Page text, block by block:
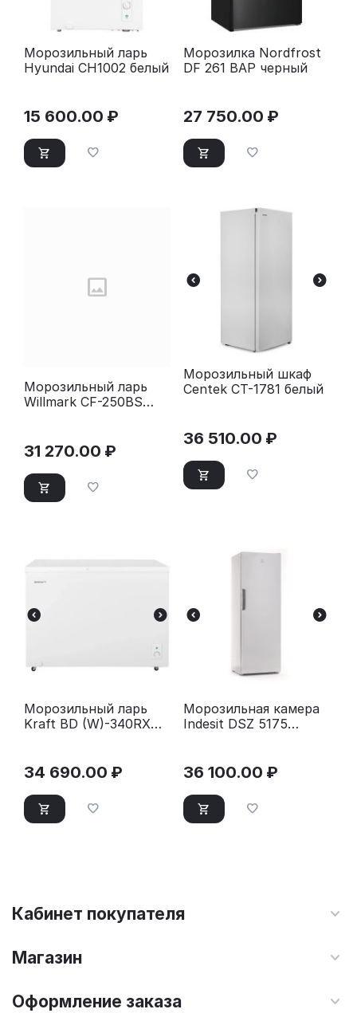
Морозильный ларь
Hyundai CH1002 белый
15 600.00 ₽
Морозилка Nordfrost
DF 261 BAP черный
27 750.00 ₽
Морозильный ларь
Willmark CF-250BS
31 270.00 ₽
Морозильный шкаф
Centek CT-1781 белый
36 510.00 ₽
Морозильный ларь
Kraft BD (W)-340RX
34 690.00 ₽
Морозильная камера
Indesit DSZ 5175
36 100.00 ₽
Кабинет покупателя
Магазин
Оформление заказа